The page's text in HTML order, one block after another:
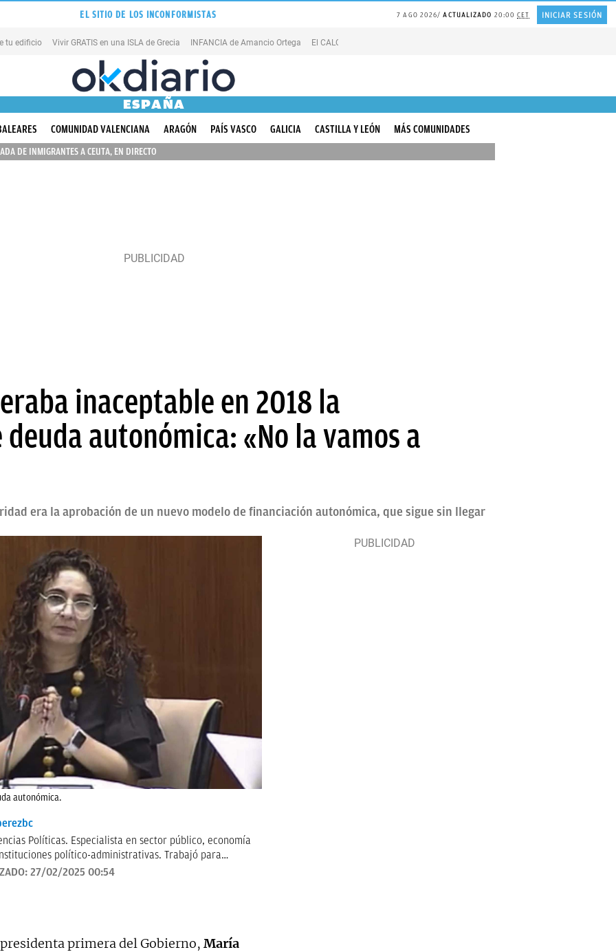
EL SITIO DE LOS INCONFORMISTAS 7 AGO 2026 ACTUALIZADO 20:00CET INICIAR SESIÓN
tu edificio Vivir GRATIS en una ISLA de Grecia INFANCIA de Amancio Ortega El CALOR de Suiza
ESPAÑA
COMUNIDAD VALENCIANA ARAGÓN PAÍS VASCO GALICIA CASTILLA Y LEÓN
MÁS COMUNIDADES
DE INMIGRANTES A CEUTA, EN DIRECTO
inaceptable en 2018 la
autonómica: «No la vamos a
era la aprobación de un nuevo modelo de financiación autonómica, que sigue sin llegar
autonómica.
Políticas. Especialista en sector público, economía
político-administrativas. Trabajó para
más de 20 años en ABC -etapa que incluyó el
27/02/2025 00:54
primera del Gobierno, María